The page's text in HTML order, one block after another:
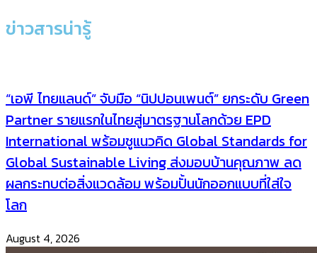
ข่าวสารน่ารู้
“เอพี ไทยแลนด์” จับมือ “นิปปอนเพนต์” ยกระดับ Green
Partner รายแรกในไทยสู่มาตรฐานโลกด้วย EPD
International พร้อมชูแนวคิด Global Standards for
Global Sustainable Living ส่งมอบบ้านคุณภาพ ลด
ผลกระทบต่อสิ่งแวดล้อม พร้อมปั้นนักออกแบบที่ใส่ใจ
โลก
August 4, 2026